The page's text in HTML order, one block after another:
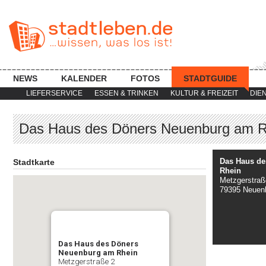
LIEFERSERVICE ESSEN & TRINKEN KULTUR & FREIZEIT
NEWS KALENDER FOTOS STADTGUIDE
Das Haus des Döners Neuenburg am
Stadtkarte
Das Haus des Döners
Neuenburg am Rhein
Metzgerstraße 2
Das Haus
Rhein
79395